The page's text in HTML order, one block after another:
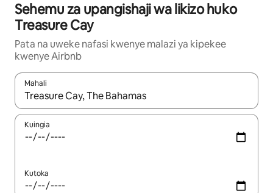
Sehemu za upangishaji wa likizo huko
Treasure Cay
Pata na uweke nafasi kwenye malazi ya kipekee
kwenye Airbnb
Mahali
Wakati matokeo yanapatikana, vinjari kwa kutumia vitufe vya
Kuingia
Kutoka